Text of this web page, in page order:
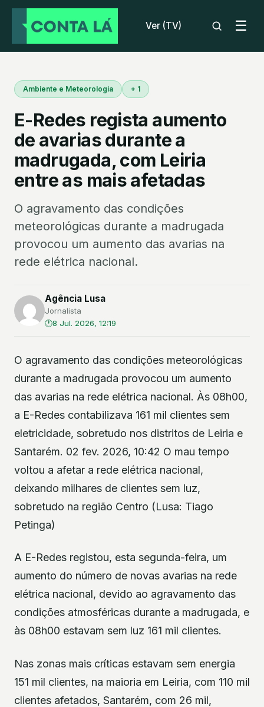
Ver (TV) ☰
Ambiente e Meteorologia + 1
E-Redes regista aumento
de avarias durante a
madrugada, com Leiria
entre as mais afetadas
O agravamento das condições
meteorológicas durante a madrugada
provocou um aumento das avarias na
rede elétrica nacional.
Agência Lusa
Jornalista
8 Jul. 2026, 12:19
O agravamento das condições meteorológicas
durante a madrugada provocou um aumento
das avarias na rede elétrica nacional. Às 08h00,
a E-Redes contabilizava 161 mil clientes sem
eletricidade, sobretudo nos distritos de Leiria e
Santarém. 02 fev. 2026, 10:42 O mau tempo
voltou a afetar a rede elétrica nacional,
deixando milhares de clientes sem luz,
sobretudo na região Centro (Lusa: Tiago
Petinga)
A E-Redes registou, esta segunda-feira, um
aumento do número de novas avarias na rede
elétrica nacional, devido ao agravamento das
condições atmosféricas durante a madrugada, e
às 08h00 estavam sem luz 161 mil clientes.
Nas zonas mais críticas estavam sem energia
151 mil clientes, na maioria em Leiria, com 110 mil
clientes afetados, Santarém, com 26 mil,